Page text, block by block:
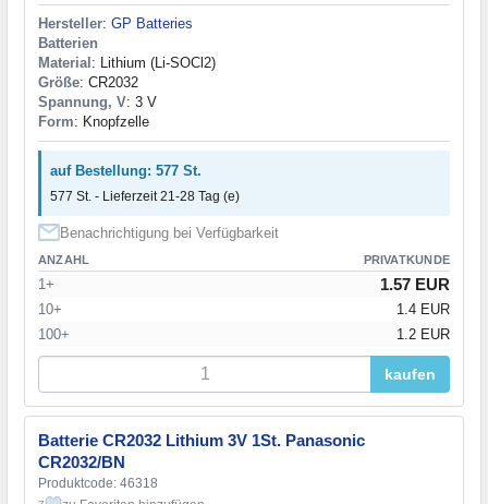
Hersteller: GP Batteries
Batterien
Material : Lithium (Li-SOCl2)
Größe: CR2032
Spannung, V: 3 V
Form: Knopfzelle
auf Bestellung: 577 St.
577 St. - Lieferzeit 21-28 Tag (e)
Benachrichtigung bei Verfügbarkeit
ANZAHL PRIVATKUNDE
1+ 1.57 EUR
10+
1.4 EUR
100+
1.2 EUR
kaufen
Batterie CR2032 Lithium 3V 1St. Panasonic
CR2032/BN
Produktcode: 46318